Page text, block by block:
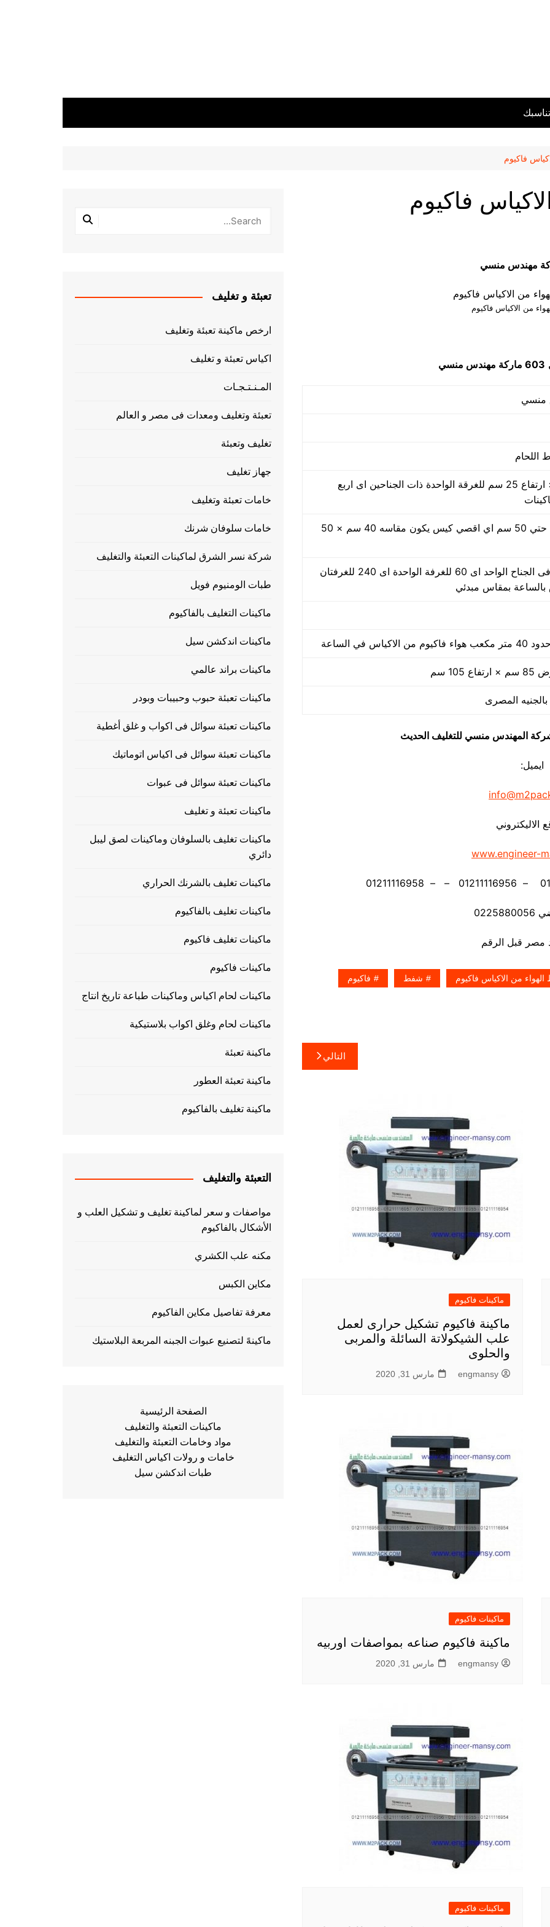
فاكيوم
فاكيوم
من الاكياس فاكيوم
603 ماركة مهندس منسي
50 سم × 40 سم × ارتفاع 25 سم للغرقة الواحدة ذات الجناحين اى اربع
مقاس من واحد سم حتي 50 سم اي اقصي كيس يكون مقاسه 40 سم × 50
30 ضغطة بالدقيقة فى الجناح الواحد اى 60 للغرفة الواحدة اى 240 للغرفتان
في الساعة
شركة المهندس منسي للتغليف الحديث
ايميل:
الاليكتروني
www.engineer-
من الاكياس فاكيوم شفط فاكيوم
التالي
ماكينات فاكيوم
ماكينة فاكيوم تشكيل حرارى لعمل
علب الشيكولاتة السائلة والمربى
والحلوى
engmansy مارس 31, 2020
ماكينات فاكيوم
ماكينة فاكيوم صناعه بمواصفات اوربيه
engmansy مارس 31, 2020
ماكينات فاكيوم
تعبئة و تغليف
ارخص ماكينة تعبئة وتغليف
اكياس تعبئة و تغليف
المـنـتـجـات
تعبئة وتغليف ومعدات فى مصر و العالم
تغليف وتعبئة
جهاز تغليف
خامات تعبئة وتغليف
خامات سلوفان شرنك
شركة نسر الشرق لماكينات التعبئة والتغليف
طبات الومنيوم فويل
ماكينات التغليف بالفاكيوم
ماكينات اندكشن سيل
ماكينات براند عالمي
ماكينات تعبئة حبوب وحبيبات وبودر
ماكينات تعبئة سوائل فى اكواب و غلق أغطية
ماكينات تعبئة سوائل فى اكياس اتوماتيك
ماكينات تعبئة سوائل فى عبوات
ماكينات تعبئة و تغليف
ماكينات تغليف بالسلوفان وماكينات لصق ليبل
دائري
ماكينات تغليف بالشرنك الحراري
ماكينات تغليف بالفاكيوم
ماكينات تغليف فاكيوم
ماكينات فاكيوم
ماكينات لحام اكياس وماكينات طباعة تاريخ انتاج
ماكينات لحام وغلق اكواب بلاستيكية
ماكينة تعبئة
ماكينة تعبئة العطور
ماكينة تغليف بالفاكيوم
التعبئة والتغليف
مواصفات و سعر لماكينة تغليف و تشكيل العلب و
الأشكال بالفاكيوم
مكنه علب الكشري
مكاين الكبس
معرفة تفاصيل مكاين الفاكيوم
ماكينهً لتصنيع عبوات الجبنه المربعة البلاستيك
الصفحة الرئيسية
ماكينات التعبئة والتغليف
مواد وخامات التعبئة والتغليف
خامات و رولات اكياس التغليف
طبات اندكشن سيل